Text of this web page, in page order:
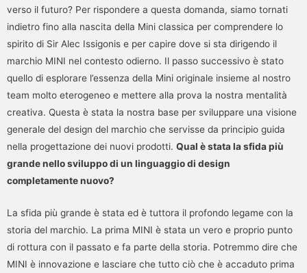
verso il futuro? Per rispondere a questa domanda, siamo tornati
indietro fino alla nascita della Mini classica per comprendere lo
spirito di Sir Alec Issigonis e per capire dove si sta dirigendo il
marchio MINI nel contesto odierno. Il passo successivo è stato
quello di esplorare l’essenza della Mini originale insieme al nostro
team molto eterogeneo e mettere alla prova la nostra mentalità
creativa. Questa è stata la nostra base per sviluppare una visione
generale del design del marchio che servisse da principio guida
nella progettazione dei nuovi prodotti. Qual è stata la sfida più
grande nello sviluppo di un linguaggio di design
completamente nuovo?
La sfida più grande è stata ed è tuttora il profondo legame con la
storia del marchio. La prima MINI è stata un vero e proprio punto
di rottura con il passato e fa parte della storia. Potremmo dire che
MINI è innovazione e lasciare che tutto ciò che è accaduto prima